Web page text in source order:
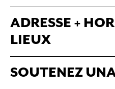
ADRESSE +
LIEUX
SOUTENEZ